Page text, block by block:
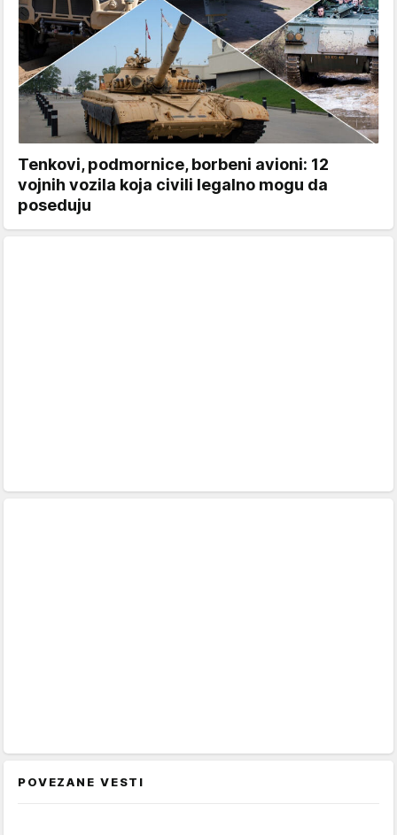
Tenkovi, podmornice, borbeni avioni: 12
vojnih vozila koja civili legalno mogu da
poseduju
POVEZANE VESTI